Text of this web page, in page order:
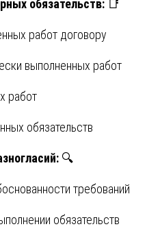
обязательств: 📑
работ договору
выполненных работ
работ
обязательств
🔍
требований
обязательств